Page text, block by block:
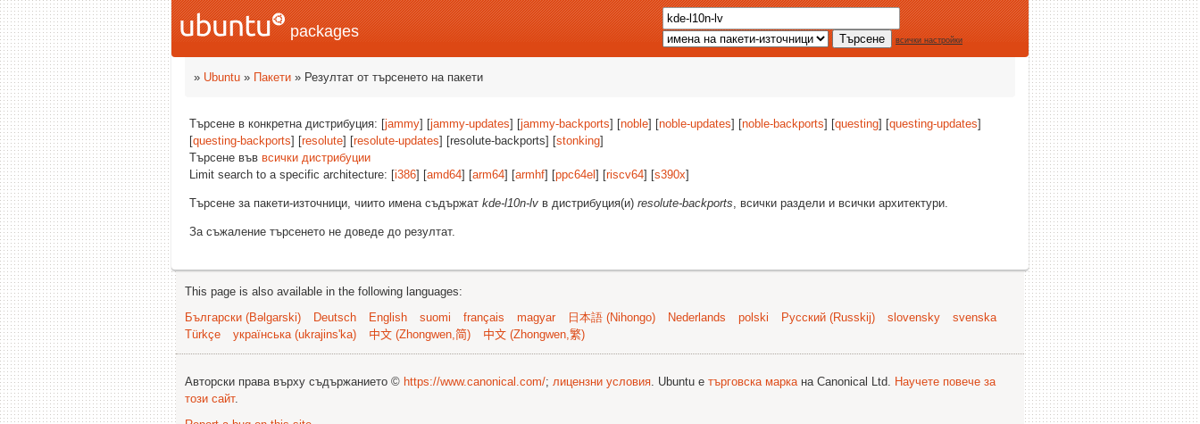
packages всички настройки
» Ubuntu » Пакети » Резултат от търсенето на пакети
Търсене в конкретна дистрибуция: [jammy] [jammy-updates] [jammy-backports] [noble] [noble-updates] [noble-backports] [questing] [questing-updates]
[questing-backports] [resolute] [resolute-updates] [resolute-backports] [stonking]
Търсене във всички дистрибуции
Limit search to a specific architecture: [i386] [amd64] [arm64] [armhf] [ppc64el ] [riscv64] [s390x]
Търсене за пакети-източници, чиито имена съдържат kde-l10n-lv в дистрибуция(и) resolute-backports, всички раздели и всички архитектури.
За съжаление търсенето не доведе до резултат.
This page is also available in the following languages:
Български (Bəlgarski)
Deutsch English suomi français magyar 日本語 (Nihongo) Nederlands polski Русский (Russkij) slovensky
svenska
Türkçe
українська (ukrajins'ka) 中文 (Zhongwen,简) 中文 (Zhongwen,繁)
Авторски права върху съдържанието © https://www.canonical.com/; лицензни условия. Ubuntu е търговска маркана Canonical Ltd. Научете повече за
този сайт.